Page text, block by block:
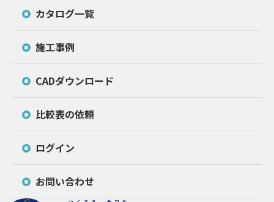
カタログ一覧
施工事例
CADダウンロード
比較表の依頼
ログイン
お問い合わせ